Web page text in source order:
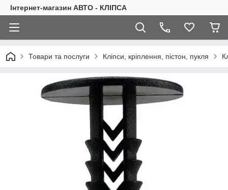
Інтернет-магазин АВТО - КЛІПСА
Товари та послуги Кліпси, кріплення, пістон, пукля